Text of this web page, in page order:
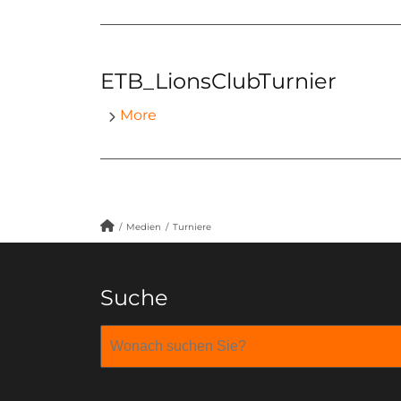
ETB_LionsClubTurnier
More
/ Medien / Turniere
Suche